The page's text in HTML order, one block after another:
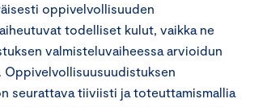
oppivelvollisuuden
todelliset kulut, vaikka ne
valmisteluvaiheessa arvioidun
Oppivelvollisuusuudistuksen
seurattava tiiviisti ja toteuttamismallia